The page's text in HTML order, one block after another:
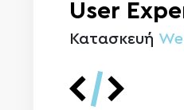
User
Κατασκευή